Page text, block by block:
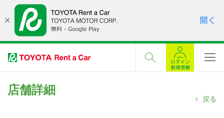
店舗詳細
戻る